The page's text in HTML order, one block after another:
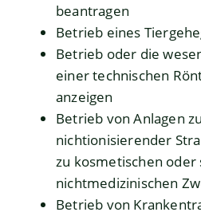
beantragen
Betrieb eines
Betrieb oder die
einer technischen
anzeigen
Betrieb von Anlagen
nichtionisierender
zu kosmetischen oder
nichtmedizinischen
Betrieb von